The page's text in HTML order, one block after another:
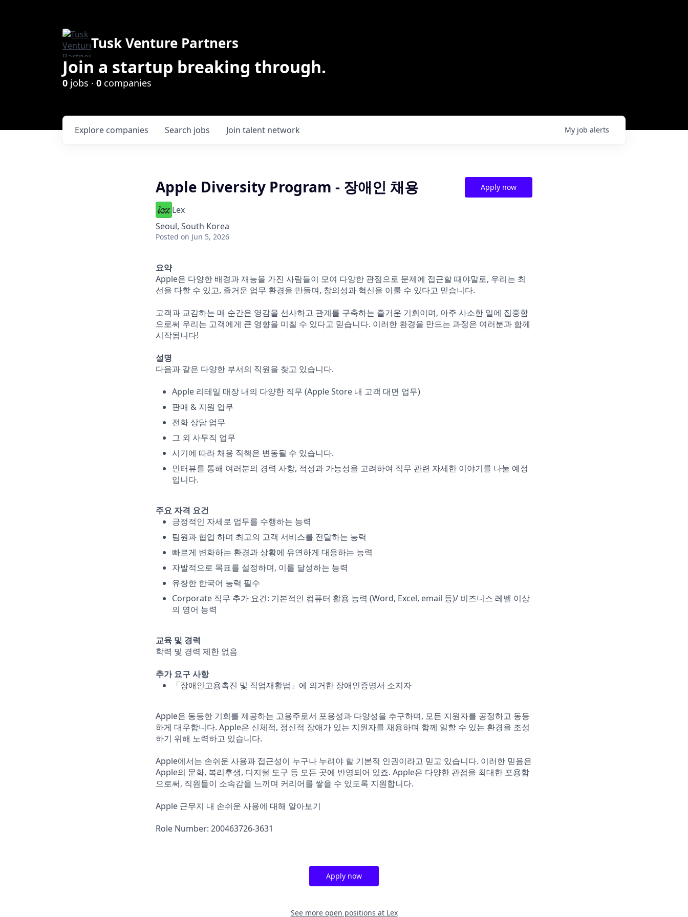
Tusk Venture Partners
Join a startup breaking through.
0 jobs · 0 companies
Search jobs
Explore companies Join talent network My job alerts
Apple Diversity Program - 장애인 채용
Lex
Seoul, South Korea
Posted on Jun 5, 2026
Apply now
요약
Apple은 다양한 배경과 재능을 가진 사람들이 모여 다양한 관점으로 문제에 접근할 때야말로, 우리는 최
선을 다할 수 있고, 즐거운 업무 환경을 만들며, 창의성과 혁신을 이룰 수 있다고 믿습니다.
고객과 교감하는 매 순간은 영감을 선사하고 관계를 구축하는 즐거운 기회이며, 아주 사소한 일에 집중함
으로써 우리는 고객에게 큰 영향을 미칠 수 있다고 믿습니다. 이러한 환경을 만드는 과정은 여러분과 함께
시작됩니다!
설명
다음과 같은 다양한 부서의 직원을 찾고 있습니다.
Apple 리테일 매장 내의 다양한 직무 (Apple Store 내 고객 대면 업무)
판매 & 지원 업무
전화 상담 업무
그 외 사무직 업무
시기에 따라 채용 직책은 변동될 수 있습니다.
인터뷰를 통해 여러분의 경력 사항, 적성과 가능성을 고려하여 직무 관련 자세한 이야기를 나눌 예정
입니다.
주요 자격 요건
긍정적인 자세로 업무를 수행하는 능력
팀원과 협업 하며 최고의 고객 서비스를 전달하는 능력
빠르게 변화하는 환경과 상황에 유연하게 대응하는 능력
자발적으로 목표를 설정하며, 이를 달성하는 능력
유창한 한국어 능력 필수
Corporate 직무 추가 요건: 기본적인 컴퓨터 활용 능력 (Word, Excel, email 등)/ 비즈니스 레벨 이상
의 영어 능력
교육 및 경력
학력 및 경력 제한 없음
추가 요구 사항
「장애인고용촉진 및 직업재활법」에 의거한 장애인증명서 소지자
Apple은 동등한 기회를 제공하는 고용주로서 포용성과 다양성을 추구하며, 모든 지원자를 공정하고 동등
하게 대우합니다. Apple은 신체적, 정신적 장애가 있는 지원자를 채용하며 함께 일할 수 있는 환경을 조성
하기 위해 노력하고 있습니다.
Apple에서는 손쉬운 사용과 접근성이 누구나 누려야 할 기본적 인권이라고 믿고 있습니다. 이러한 믿음은
Apple의 문화, 복리후생, 디지털 도구 등 모든 곳에 반영되어 있죠. Apple은 다양한 관점을 최대한 포용함
으로써, 직원들이 소속감을 느끼며 커리어를 쌓을 수 있도록 지원합니다.
Apple 근무지 내 손쉬운 사용에 대해 알아보기
Role Number: 200463726-3631
Apply now
See more open positions at Lex